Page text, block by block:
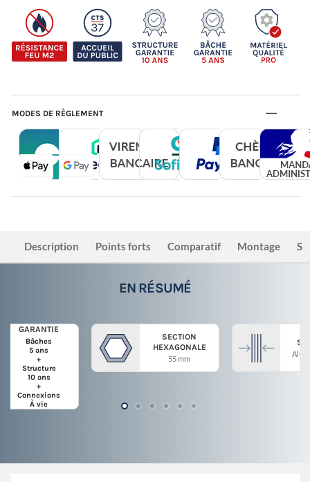
MODES DE RÈGLEMENT
Description Points forts Comparatif Montage
EN RÉSUMÉ
GARANTIE
Bâches
5 ans
+
Structure
10 ans
+
Connexions
À vie
SECTION
HEXAGONALE
55 mm